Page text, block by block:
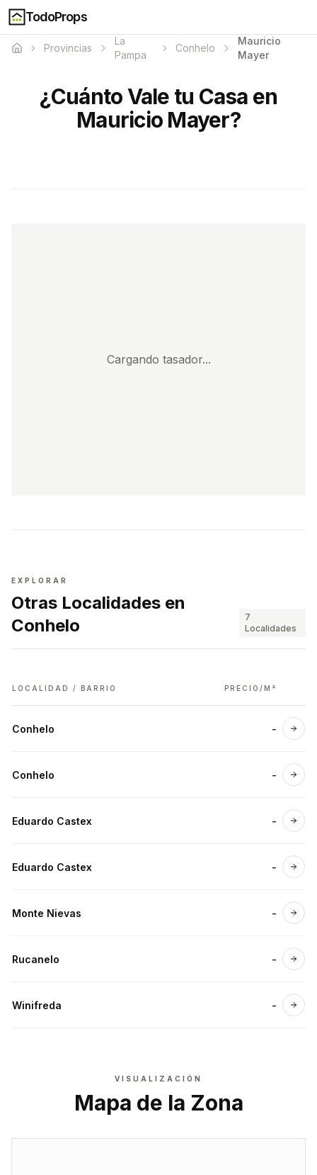
TodoProps
Provincias
La
Pampa
Conhelo
Mauricio
Mayer
¿Cuánto Vale tu Casa en
Mauricio Mayer?
Cargando tasador...
EXPLORAR
Otras Localidades en
Conhelo
7
Localidades
LOCALIDAD / BARRIO PRECIO/M²
Conhelo - Ver
Conhelo - Ver
Eduardo Castex - Ver
Eduardo Castex - Ver
Monte Nievas - Ver
Rucanelo - Ver
Winifreda - Ver
VISUALIZACIÓN
Mapa de la Zona